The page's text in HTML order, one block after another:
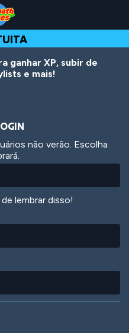
ganhar XP, subir de
e mais!
não verão. Escolha
lembrar disso!